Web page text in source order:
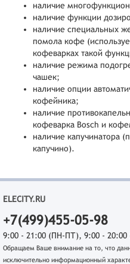
наличие
наличие функции
наличие специальных
помола кофе
кофеварках такой
наличие режима
чашек;
наличие опции
кофейника;
наличие
кофеварка Bosch и
наличие капучинатора
капучино).
ELECITY.RU
+7(499)455-05-98
9:00 - 21:00 (ПН-ПТ), 9:00 - 20:00
Обращаем Ваше внимание на то, что
исключительно информационный